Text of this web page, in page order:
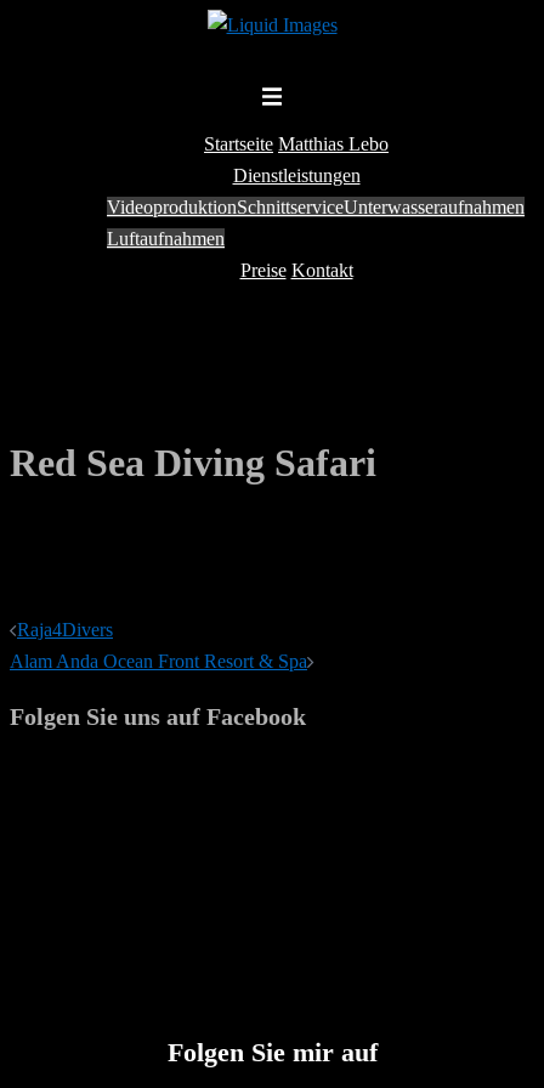
Menü
Startseite Matthias Lebo
Dienstleistungen
VideoproduktionSchnittserviceUnterwasseraufnahmen
Luftaufnahmen
Preise Kontakt
Red Sea Diving Safari
Beitragsnavigation
Raja4Divers
Alam Anda Ocean Front Resort & Spa
Folgen Sie uns auf Facebook
Folgen Sie mir auf